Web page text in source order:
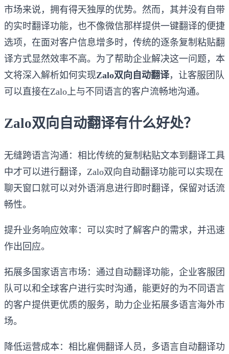
市场来说，拥有得天独厚的优势。然而，其并没有自带
的实时翻译功能，也不像微信那样提供一键翻译的便捷
选项，在面对客户信息增多时，传统的逐条复制粘贴翻
译方式显然效率不高。为了帮助企业解决这一问题，本
文将深入解析如何实现Zalo双向自动翻译，让客服团队
可以直接在Zalo上与不同语言的客户流畅地沟通。
Zalo双向自动翻译有什么好处？
无缝跨语言沟通：相比传统的复制粘贴文本到翻译工具
中才可以进行翻译，Zalo双向自动翻译功能可以实现在
聊天窗口就可以对外语消息进行即时翻译，保留对话流
畅性。
提升业务响应效率：可以实时了解客户的需求，并迅速
作出回应。
拓展多国家语言市场：通过自动翻译功能，企业客服团
队可以和全球客户进行实时沟通，能更好的为不同语言
的客户提供更优质的服务，助力企业拓展多语言海外市
场。
降低运营成本：相比雇佣翻译人员，多语言自动翻译功